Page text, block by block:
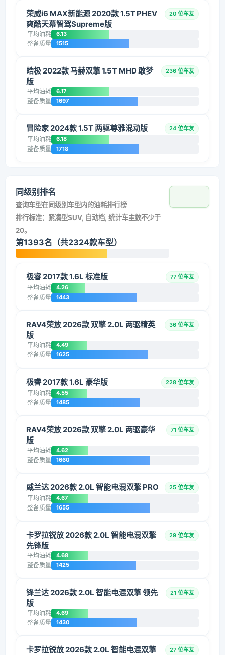
荣威i6 MAX新能源 2020款 1.5T PHEV
爽酷天幕智驾Supreme版
20 位车友
平均油耗 6.13
整备质量 1515
皓极 2022款 马赫双擎 1.5T MHD 敢梦
版
236 位车友
平均油耗 6.17
整备质量 1697
冒险家 2024款 1.5T 两驱尊雅混动版 24 位车友
平均油耗 6.18
整备质量 1718
同级别排名
查询车型在同级别车型内的油耗排行榜
排行标准：紧凑型SUV, 自动档, 统计车主数不少于
20。
第1393名（共2324款车型）
极睿 2017款 1.6L 标准版 77 位车友
平均油耗 4.26
整备质量 1443
RAV4荣放 2026款 双擎 2.0L 两驱精英
版
36 位车友
平均油耗 4.49
整备质量 1625
极睿 2017款 1.6L 豪华版 228 位车友
平均油耗 4.55
整备质量 1485
RAV4荣放 2026款 双擎 2.0L 两驱豪华
版
71 位车友
平均油耗 4.62
整备质量 1660
威兰达 2026款 2.0L 智能电混双擎 PRO 25 位车友
平均油耗 4.67
整备质量 1655
卡罗拉锐放 2026款 2.0L 智能电混双擎
先锋版
29 位车友
平均油耗 4.68
整备质量 1425
锋兰达 2026款 2.0L 智能电混双擎 领先
版
21 位车友
平均油耗 4.69
整备质量 1430
卡罗拉锐放 2026款 2.0L 智能电混双擎
27 位车友